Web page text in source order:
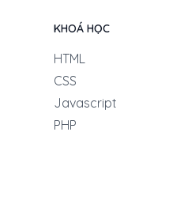
KHOÁ HỌC
HTML
CSS
Javascript
PHP